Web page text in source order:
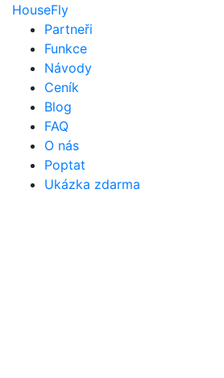
HouseFly
Partneři
Funkce
Návody
Ceník
Blog
FAQ
O nás
Poptat
Ukázka zdarma